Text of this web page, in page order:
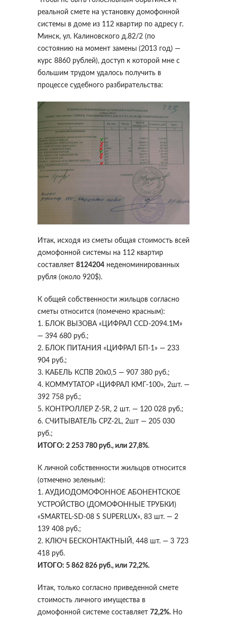
реальной смете на установку домофонной
системы в доме из 112 квартир по адресу г.
Минск, ул. Калиновского д.82/2 (по
состоянию на момент замены (2013 год) —
курс 8860 рублей), доступ к которой мне с
большим трудом удалось получить в
процессе судебного разбирательства:
Итак, исходя из сметы общая стоимость всей
домофонной системы на 112 квартир
составляет 8124204 неденоминированных
рубля (около 920$).
К общей собственности жильцов согласно
сметы относится (помечено красным):
1. БЛОК ВЫЗОВА «ЦИФРАЛ CCD-2094.1M»
— 394 680 руб.;
2. БЛОК ПИТАНИЯ «ЦИФРАЛ БП-1» — 233
904 руб.;
3. КАБЕЛЬ КСПВ 20х0,5 — 907 380 руб.;
4. КОММУТАТОР «ЦИФРАЛ КМГ-100», 2шт. —
392 758 руб.;
5. КОНТРОЛЛЕР Z-5R, 2 шт. — 120 028 руб.;
6. СЧИТЫВАТЕЛЬ CPZ-2L, 2шт — 205 030
руб.;
ИТОГО: 2 253 780 руб., или 27,8%.
К личной собственности жильцов относится
(отмечено зеленым):
1. АУДИОДОМОФОННОЕ АБОНЕНТСКОЕ
УСТРОЙСТВО (ДОМОФОННЫЕ ТРУБКИ)
«SMARTEL-SD-08 S SUPERLUX», 83 шт. — 2
139 408 руб.;
2. КЛЮЧ БЕСКОНТАКТНЫЙ, 448 шт. — 3 723
418 руб.
ИТОГО: 5 862 826 руб., или 72,2%.
Итак, только согласно приведенной смете
стоимость личного имущества в
домофонной системе составляет 72,2%. Но